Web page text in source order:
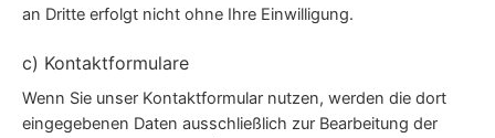
an Dritte erfolgt nicht ohne Ihre Einwilligung.
c) Kontaktformulare
Wenn Sie unser Kontaktformular nutzen, werden die dort
eingegebenen Daten ausschließlich zur Bearbeitung der